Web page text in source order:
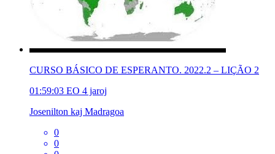
CURSO BÁSICO DE ESPERANTO. 2022.2 – LIÇÃO 2
01:59:03 EO 4 jaroj
Josenilton kaj Madragoa
0
0